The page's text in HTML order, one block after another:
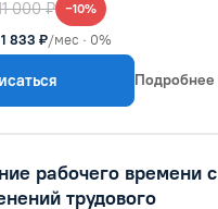
000 ₽ −10%
833 ₽/мес · 0%
Подробнее
рабочего времени с
трудового